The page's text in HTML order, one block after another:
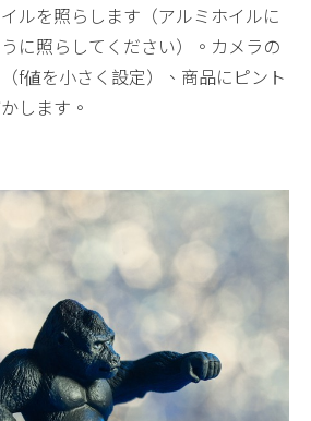
ルを照らします（アルミホイルに
に照らしてください）。カメラの
f値を小さく設定）、商品にピント
します。